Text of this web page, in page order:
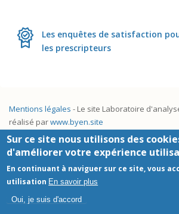
Les enquêtes de satisfaction
les prescripteurs
Mentions légales - Le site Laboratoire
réalisé parwww.byen.site
Sur ce site nous utilisons des
d'améliorer votre expérience
En continuant à naviguer sur ce site, vous
utilisation En savoir plus
Oui, je suis d'accord